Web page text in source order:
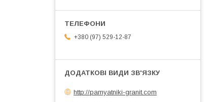
+380 (97) 529-12-87
http://pamyatniki-granit.com